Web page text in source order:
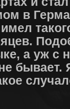
в
а уж с
бывает.